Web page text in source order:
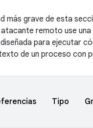
más grave de esta
remoto use una
para ejecutar
de un proceso con
Tipo